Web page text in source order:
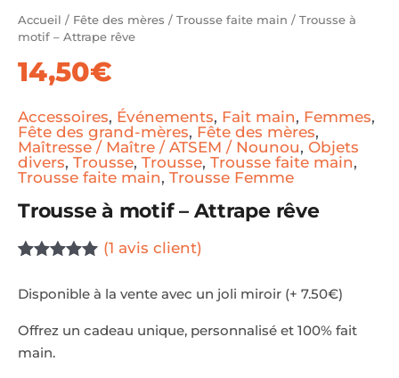
Accueil / Fête des mères / Trousse faite main / Trousse à
motif – Attrape rêve
14,50€
Accessoires, Événements, Fait main, Femmes,
Fête des grand-mères, Fête des mères,
Maîtresse / Maître / ATSEM / Nounou, Objets
divers, Trousse, Trousse, Trousse faite main,
Trousse faite main, Trousse Femme
Trousse à motif – Attrape rêve
sur 5
basé sur
client
(1 avis client)
Disponible à la vente avec un joli miroir (+ 7.50€)
Offrez un cadeau unique, personnalisé et 100% fait
main.